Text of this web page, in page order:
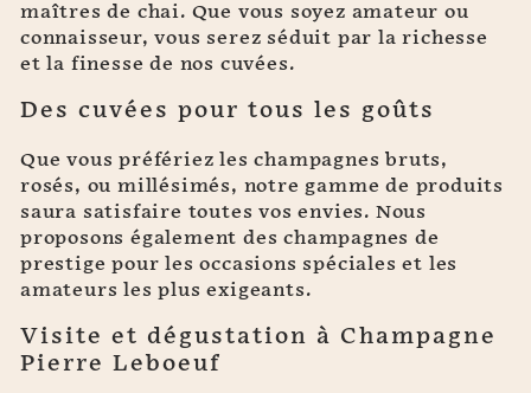
maîtres de chai. Que vous soyez amateur ou
connaisseur, vous serez séduit par la richesse
et la finesse de nos cuvées.
Des cuvées pour tous les goûts
Que vous préfériez les champagnes bruts,
rosés, ou millésimés, notre gamme de produits
saura satisfaire toutes vos envies. Nous
proposons également des champagnes de
prestige pour les occasions spéciales et les
amateurs les plus exigeants.
Visite et dégustation à Champagne
Pierre Leboeuf